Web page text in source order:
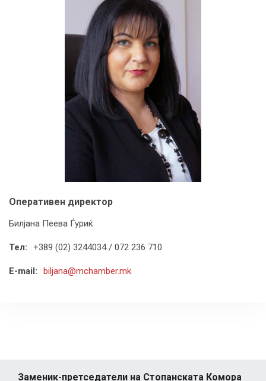
Оперативен директор
Билјана Пеева Ѓуриќ
Тел: +389 (02) 3244034 / 072 236 710
E-mail: biljana@mchamber.mk
Заменик-претседатели на Стопанската Комора